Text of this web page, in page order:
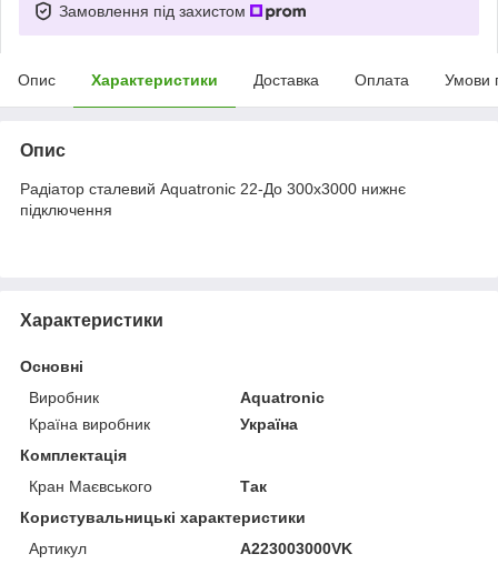
Замовлення під захистом
Опис Характеристики Доставка Оплата Умови
Опис
Радіатор сталевий Aquatronic 22-До 300x3000 нижнє
підключення
Характеристики
Основні
Виробник
Aquatronic
Країна виробник
Україна
Комплектація
Кран Маєвського
Так
Користувальницькі характеристики
Артикул
A223003000VK